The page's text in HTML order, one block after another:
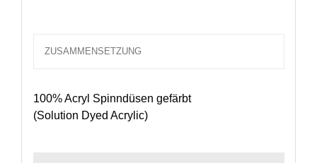
ZUSAMMENSETZUNG
100% Acryl Spinndüsen gefärbt
(Solution Dyed Acrylic)